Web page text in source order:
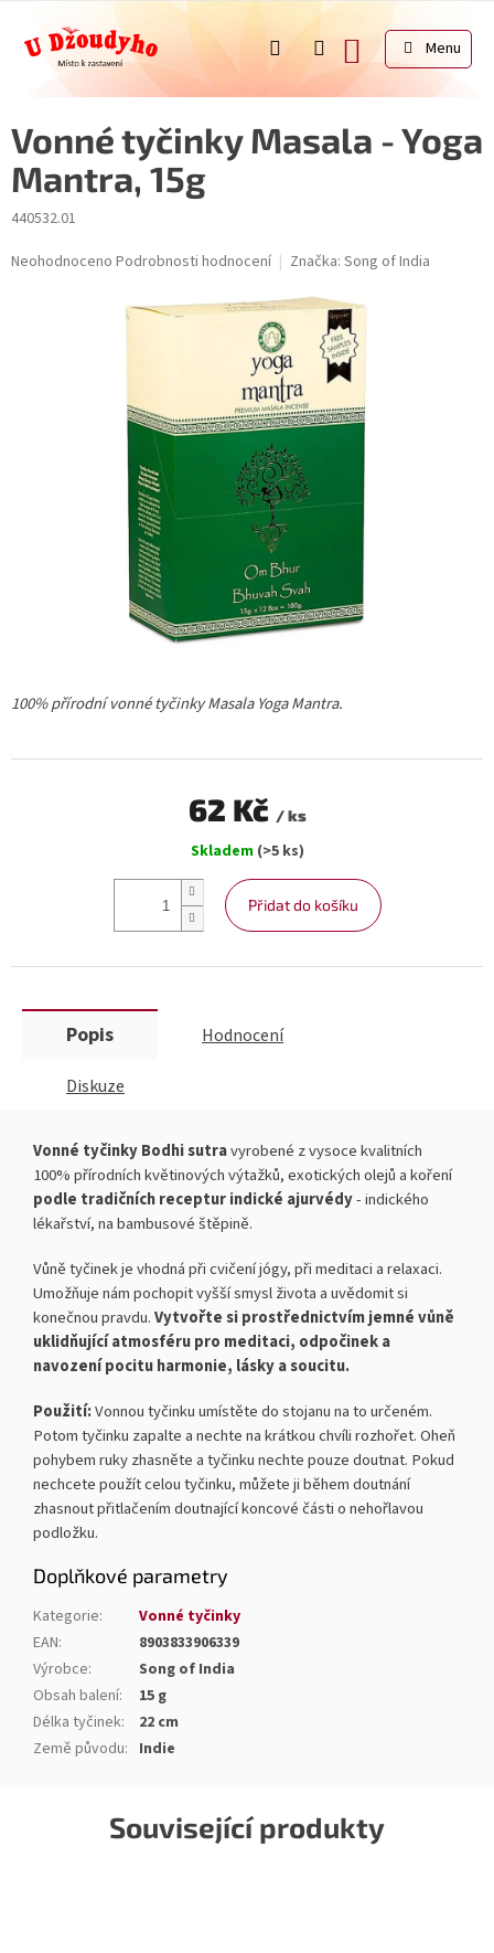
obsah
NÁKUPNÍ
KOŠÍK
Vonné tyčinky Masala - Yoga
Mantra, 15g
440532.01
Průměrné
Neohodnoceno Podrobnosti hodnocení Značka: Song of India
100% přírodní vonné tyčinky Masala Yoga Mantra.
62 Kč / ks
cena:
Skladem (>5 ks)
Přidat do košíku
Související produkty
Popis Hodnocení
Diskuze
Vonné tyčinky Bodhi sutravyrobené z vysoce kvalitních
100% přírodních květinových výtažků, exotických olejů a koření
podle tradičních receptur indické ajurvédy- indického
lékařství, na bambusové štěpině.
Vůně tyčinek je vhodná při cvičení jógy, při meditaci a relaxaci.
Umožňuje nám pochopit vyšší smysl života a uvědomit si
konečnou pravdu.Vytvořte si prostřednictvím jemné vůně
uklidňující atmosféru pro meditaci, odpočinek a
navození pocitu harmonie, lásky a soucitu.
Použití:Vonnou tyčinku umístěte do stojanu na to určeném.
Potom tyčinku zapalte a nechte na krátkou chvíli rozhořet.Oheň
pohybem ruky zhasněte a tyčinku nechte pouze doutnat. Pokud
nechcete použít celou tyčinku, můžete ji během doutnání
zhasnout přitlačením doutnající koncové části o nehořlavou
podložku.
Doplňkové parametry
Kategorie:
Vonné tyčinky
EAN:
8903833906339
Výrobce:
Song of India
Obsah balení:
15 g
Délka tyčinek:
22 cm
Země původu: Indie